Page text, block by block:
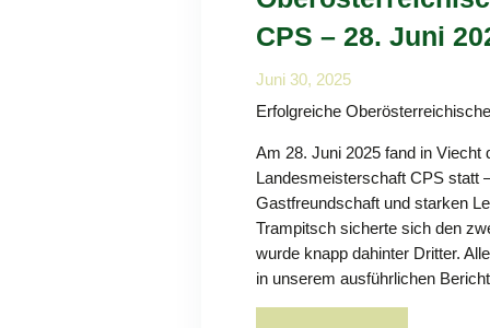
CPS – 28. Juni
Juni 30, 2025
Erfolgreiche
Am 28. Juni 2025 fand in Viecht
Landesmeisterschaft CPS statt
Gastfreundschaft und starken
Trampitsch sicherte sich den
wurde knapp dahinter Dritter.
in unserem ausführlichen